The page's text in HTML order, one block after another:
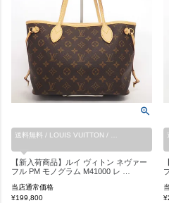
送料無料 / LOUIS VUITTON / …
【新入荷商品】ルイ ヴィトン ネヴァー
フル PM モノグラム M41000 レ …
当店通常価格
¥199,800
¥